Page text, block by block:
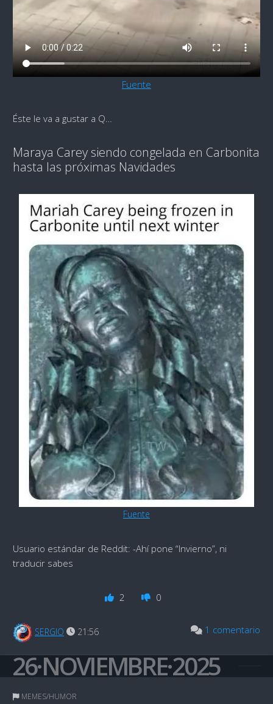
Fuente
Éste le va a gustar a Q…
Maraya Carey siendo congelada en Carbonita
hasta las próximas Navidades
Fuente
Usuario estándar de Reddit: -Ahí pone “Invierno”, ni
traducir sabes
2 0
SERGIO 21:56 1 comentario
26·NOVIEMBRE·2025
MEMES/HUMOR